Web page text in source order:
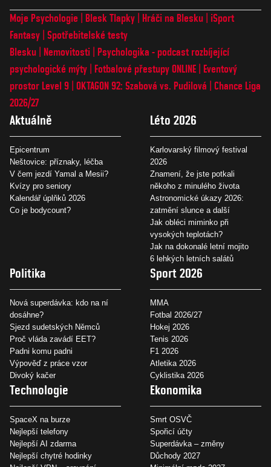
Moje Psychologie Blesk Tlapky Hráči na Blesku
iSport
Fantasy Spotřebitelské testy
Blesku
Nemovitosti
Psychologika - podcast rozbíjející
psychologické mýty
Fotbalové přestupy ONLINE
Eventový
prostor Level 9 OKTAGON 92: Szabová vs. Pudilová
Chance Liga
2026/27
Aktuálně
Epicentrum
Neštovice: příznaky, léčba
V čem jezdí Yamal a Mesii?
Kvízy pro seniory
Kalendář úplňků 2026
Co je bodycount?
Léto 2026
Karlovarský filmový festival
2026
Znamení, že jste potkali
někoho z minulého života
Astronomické úkazy 2026:
zatmění slunce a další
Jak obléci miminko při
vysokých teplotách?
Jak na dokonalé letní mojito
6 lehkých letních salátů
Politika
Nová superdávka: kdo na ní
dosáhne?
Sjezd sudetských Němců
Proč vláda zavádí EET?
Padni komu padni
Výpověď z práce vzor
Divoký kačer
Sport 2026
MMA
Fotbal 2026/27
Hokej 2026
Tenis 2026
F1 2026
Atletika 2026
Cyklistika 2026
Technologie
SpaceX na burze
Nejlepší telefony
Nejlepší AI zdarma
Nejlepší chytré hodinky
Ekonomika
Smrt OSVČ
Spořicí účty
Superdávka – změny
Důchody 2027